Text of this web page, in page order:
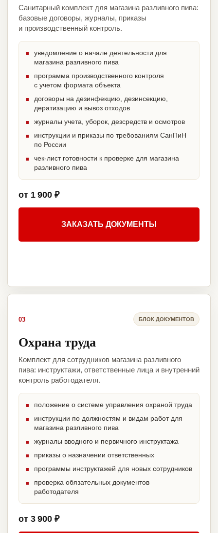
Санитарный комплект для магазина разливного пива:
базовые договоры, журналы, приказы
и производственный контроль.
уведомление о начале деятельности для
магазина разливного пива
программа производственного контроля
с учетом формата объекта
договоры на дезинфекцию, дезинсекцию,
дератизацию и вывоз отходов
журналы учета, уборок, дезсредств и осмотров
инструкции и приказы по требованиям СанПиН
по России
чек-лист готовности к проверке для магазина
разливного пива
от 1 900 ₽
ЗАКАЗАТЬ ДОКУМЕНТЫ
03 БЛОК ДОКУМЕНТОВ
Охрана труда
Комплект для сотрудников магазина разливного
пива: инструктажи, ответственные лица и внутренний
контроль работодателя.
положение о системе управления охраной труда
инструкции по должностям и видам работ для
магазина разливного пива
журналы вводного и первичного инструктажа
приказы о назначении ответственных
программы инструктажей для новых сотрудников
проверка обязательных документов
работодателя
от 3 900 ₽